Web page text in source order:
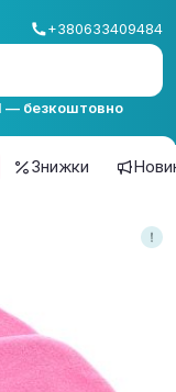
+380633409484
— безкоштовно
Знижки